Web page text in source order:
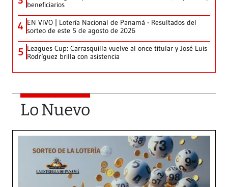
beneficiarios
4 EN VIVO | Lotería Nacional de Panamá - Resultados del
sorteo de este 5 de agosto de 2026
5 Leagues Cup: Carrasquilla vuelve al once titular y José Luis
Rodríguez brilla con asistencia
Lo Nuevo